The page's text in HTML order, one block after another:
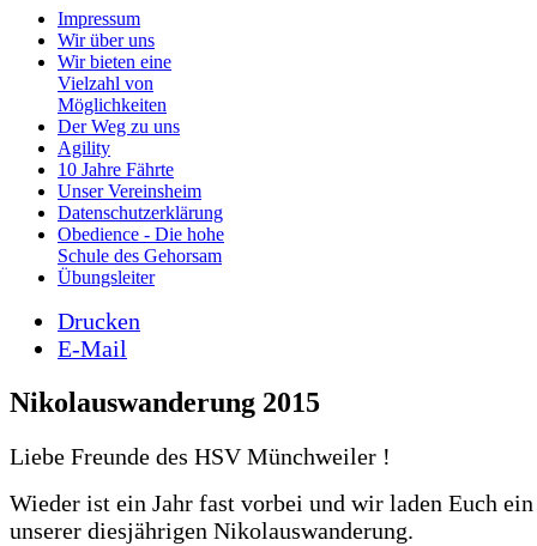
Impressum
Wir über uns
Wir bieten eine
Vielzahl von
Möglichkeiten
Der Weg zu uns
Agility
10 Jahre Fährte
Unser Vereinsheim
Datenschutzerklärung
Obedience - Die hohe
Schule des Gehorsam
Übungsleiter
Drucken
E-Mail
Nikolauswanderung 2015
Liebe Freunde des HSV Münchweiler !
Wieder ist ein Jahr fast vorbei und wir laden Euch
unserer diesjährigen Nikolauswanderung.